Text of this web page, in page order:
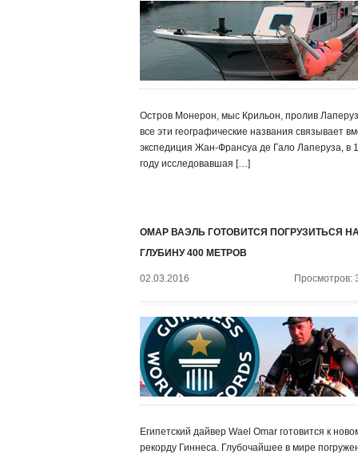
Остров Монерон, мыс Крильон, пролив
все эти географические названия связывает
экспедиция Жан-Франсуа де Гало Лаперуза, в
году исследовавшая […]
ОМАР ВАЭЛЬ ГОТОВИТСЯ ПОГРУЗИТЬСЯ
ГЛУБИНУ 400 МЕТРОВ
02.03.2016 Просмотров:
Египетский дайвер Wael Omar готовится к
рекорду Гиннеса. Глубочайшее в мире